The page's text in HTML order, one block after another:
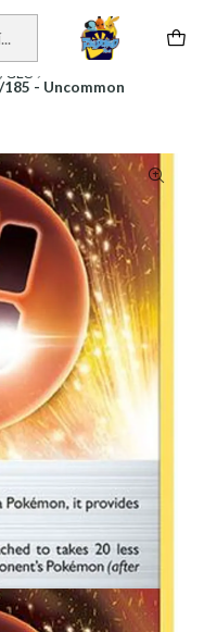
GLC
- Uncommon